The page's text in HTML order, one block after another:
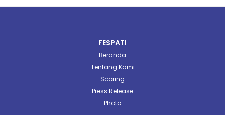
FESPATI
Beranda
Tentang Kami
Scoring
Press Release
Photo